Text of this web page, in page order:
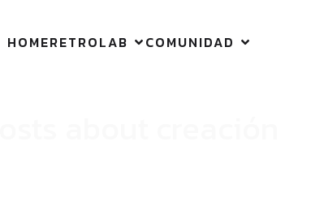
HOMERETROLAB COMUNIDAD